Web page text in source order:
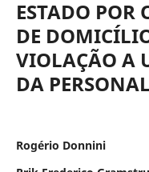
ESTADO POR
DE
VIOLAÇÃO A
DA
Rogério Donnini